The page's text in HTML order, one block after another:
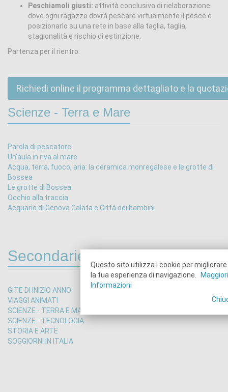
Peschiamoli giusti: attività conclusiva di rielaborazione
dove ogni ragazzo dovrà pescare virtualmente il pesce e
posizionarlo su una rete in base alla taglia, taglia,
stagionalità e rischio di estinzione.
Partenza per il rientro.
Richiedi online il programma dettagliato e la
Scienze - Terra e Mare
Parola di pescatore
Un'aula in riva al mare
Acqua, terra, fuoco, aria: la ceramica monregalese e le grotte di
Bossea
Le grotte di Bossea
Occhio alla traccia
Acquario di Genova Galata e Città dei bambini
Secondarie 1°
GITE DI INIZIO ANNO
VIAGGI ANIMATI
SCIENZE - TERRA E MARE
SCIENZE - TECNOLOGIA
STORIA E ARTE
SOGGIORNI IN ITALIA
Questo sito utilizza i cookie per migliorare
la tua esperienza di navigazione.
Informazioni